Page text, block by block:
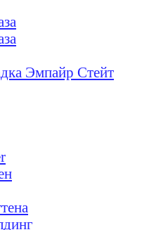
Эмпайр Стейт